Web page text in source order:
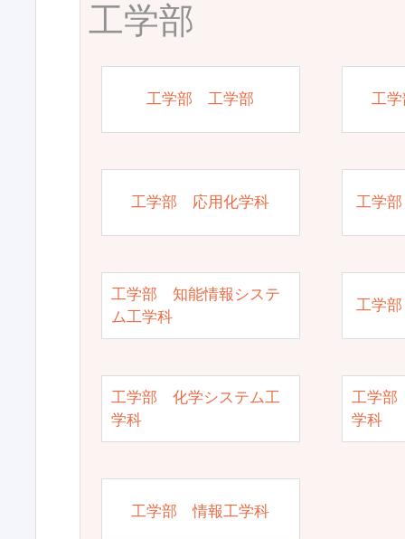
工学部
工学部 工学部 工
工学部 応用化学科 工学
工学部 知能情報システ
ム工学科
工学
工学部 化学システム工
学科
工学部
学科
工学部 情報工学科